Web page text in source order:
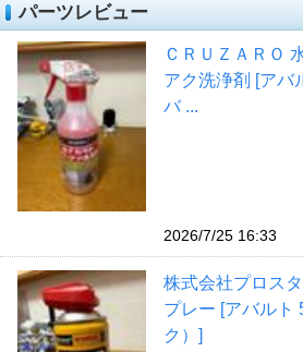
パーツレビュー
ＣＲＵＺＡＲＯ
アク洗浄剤 [アバ
バ ...
2026/7/25 16:33
株式会社プロス
プレー [アバルト
ク）]